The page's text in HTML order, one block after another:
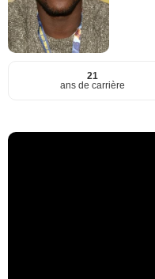
21
ans de carrière